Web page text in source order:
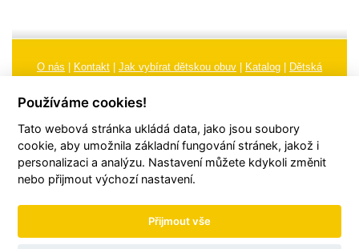
O nás Kontakt Jak vybírat dětskou obuv Katalog
Dětská
obuvi, pokyny a informace k reklamaci Nastavení cookies
© 2026TORI, s.r.o.| Všechna práva vyhrazena | Web vytvořil
Používáme cookies!
Tato webová stránka ukládá data, jako jsou soubory
cookie, aby umožnila základní fungování stránek, jakož i
personalizaci a analýzu. Nastavení můžete kdykoli změnit
nebo přijmout výchozí nastavení.
Přijmout vše